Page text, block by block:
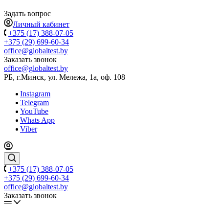
Задать вопрос
Личный кабинет
+375 (17) 388-07-05
+375 (29) 699-60-34
office@globaltest.by
Заказать звонок
office@globaltest.by
РБ, г.Минск, ул. Мележа, 1а, оф. 108
Instagram
Telegram
YouTube
Whats App
Viber
+375 (17) 388-07-05
+375 (29) 699-60-34
office@globaltest.by
Заказать звонок